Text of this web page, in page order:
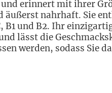
erinnert mit ihrer
äußerst nahrhaft. Sie
B1 und B2. Ihr
lässt die
werden, sodass Sie